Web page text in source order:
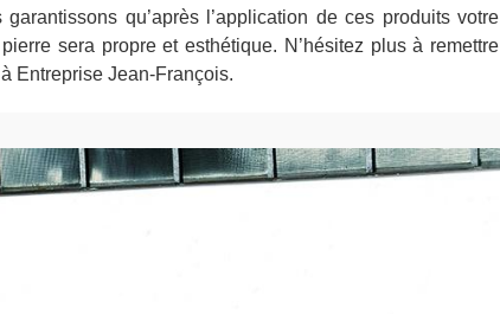
garantissons qu’après l’application de ces produits votre
sera propre et esthétique. N’hésitez plus à remettre
Entreprise Jean-François.